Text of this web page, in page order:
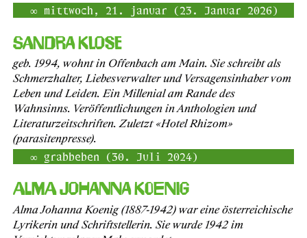
mittwoch, 21. januar (23. Januar 2026)
Sandra Klose
geb. 1994, wohnt in Offenbach am Main. Sie schreibt als
Schmerzhalter, Liebesverwalter und Versagensinhaber vom
Leben und Leiden. Ein Millenial am Rande des
Wahnsinns. Veröffentlichungen in Anthologien und
Literaturzeitschriften. Zuletzt «Hotel Rhizom»
(parasitenpresse).
grabbeben (30. Juli 2024)
Alma Johanna Koenig
Alma Johanna Koenig (1887-1942) war eine österreichische
Lyrikerin und Schriftstellerin. Sie wurde 1942 im